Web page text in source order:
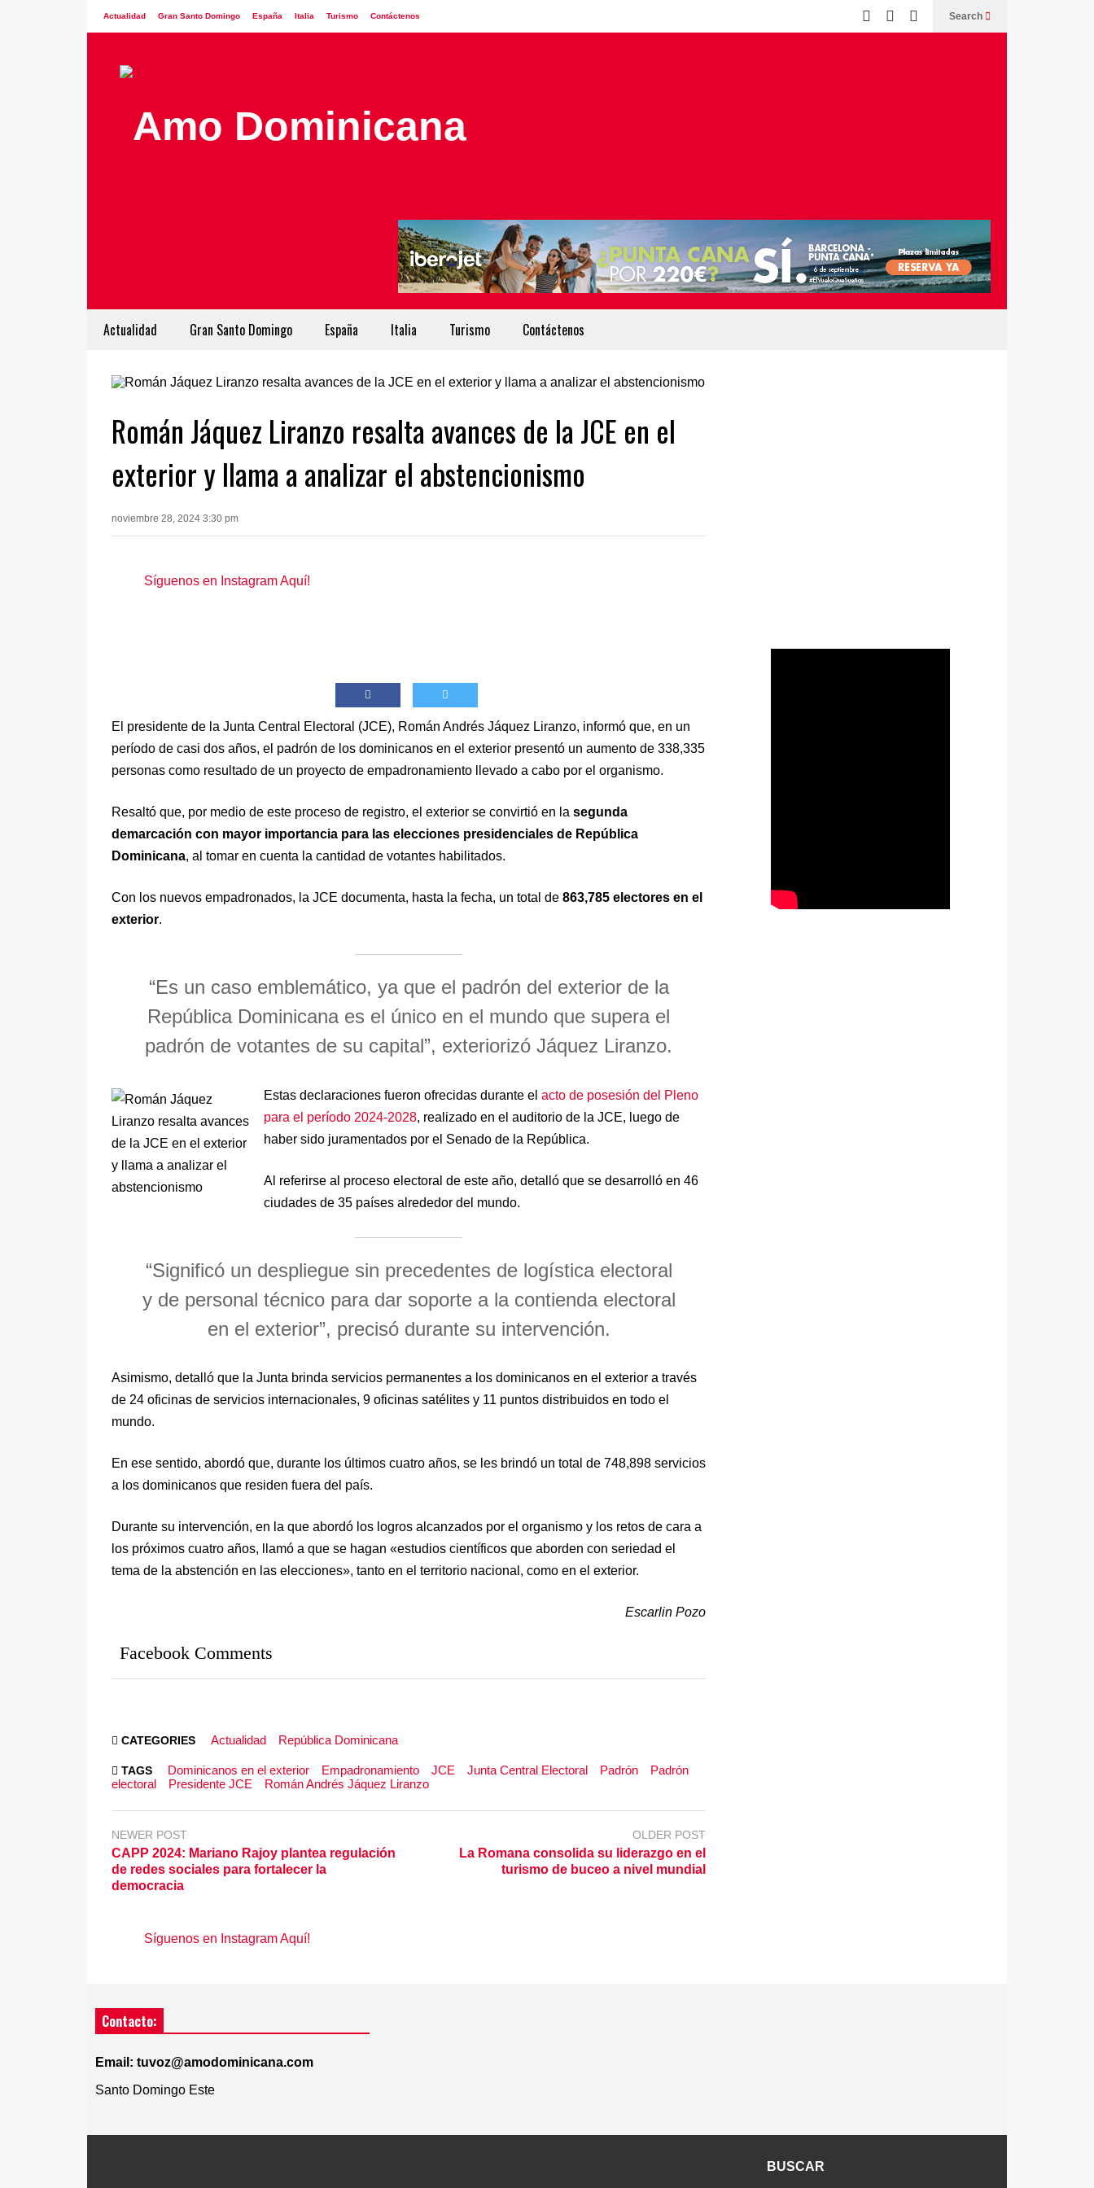
Actualidad Gran Santo Domingo España Italia Turismo Contáctenos Search
Actualidad Gran Santo Domingo España Italia Turismo Contáctenos
Román Jáquez Liranzo resalta avances de la JCE en el
exterior y llama a analizar el abstencionismo
noviembre 28, 2024 3:30 pm
Síguenos en Instagram Aquí!
El presidente de la Junta Central Electoral (JCE), Román Andrés Jáquez Liranzo, informó que, en un
período de casi dos años, el padrón de los dominicanos en el exterior presentó un aumento de 338,335
personas como resultado de un proyecto de empadronamiento llevado a cabo por el organismo.
Resaltó que, por medio de este proceso de registro, el exterior se convirtió en la segunda
demarcación con mayor importancia para las elecciones presidenciales de República
Dominicana, al tomar en cuenta la cantidad de votantes habilitados.
Con los nuevos empadronados, la JCE documenta, hasta la fecha, un total de 863,785 electores en el
exterior.
“Es un caso emblemático, ya que el padrón del exterior de la
República Dominicana es el único en el mundo que supera el
padrón de votantes de su capital”, exteriorizó Jáquez Liranzo.
Estas declaraciones fueron ofrecidas durante el acto de posesión del Pleno
para el período 2024-2028, realizado en el auditorio de la JCE, luego de
haber sido juramentados por el Senado de la República.
Al referirse al proceso electoral de este año, detalló que se desarrolló en 46
ciudades de 35 países alrededor del mundo.
“Significó un despliegue sin precedentes de logística electoral
y de personal técnico para dar soporte a la contienda electoral
en el exterior”, precisó durante su intervención.
Asimismo, detalló que la Junta brinda servicios permanentes a los dominicanos en el exterior a través
de 24 oficinas de servicios internacionales, 9 oficinas satélites y 11 puntos distribuidos en todo el
mundo.
En ese sentido, abordó que, durante los últimos cuatro años, se les brindó un total de 748,898 servicios
a los dominicanos que residen fuera del país.
Durante su intervención, en la que abordó los logros alcanzados por el organismo y los retos de cara a
los próximos cuatro años, llamó a que se hagan «estudios científicos que aborden con seriedad el
tema de la abstención en las elecciones», tanto en el territorio nacional, como en el exterior.
Escarlin Pozo
Facebook Comments
CATEGORIES Actualidad República Dominicana
TAGS Dominicanos en el exterior Empadronamiento JCE Junta Central Electoral Padrón
Padrón
electoral
Presidente JCE Román Andrés Jáquez Liranzo
NEWER POST
CAPP 2024: Mariano Rajoy plantea regulación
de redes sociales para fortalecer la
democracia
OLDER POST
La Romana consolida su liderazgo en el
turismo de buceo a nivel mundial
Síguenos en Instagram Aquí!
Contacto:
Email: tuvoz@amodominicana.com
Santo Domingo Este
BUSCAR